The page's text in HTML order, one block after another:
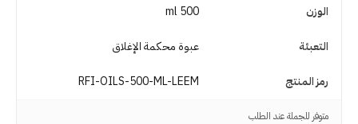
الوزن 500 ml
التعبئة عبوة محكمة الإغلاق
رمز المنتج RFI-OILS-500-ML-LEEM
متوفر للجملة عند الطلب